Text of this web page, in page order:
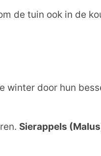
de tuin ook in de
winter door hun
Sierappels